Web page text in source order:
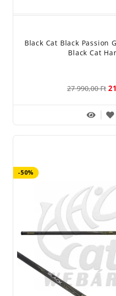
Black Cat Black Passion
Black Cat
27 990,00 Ft
-50%